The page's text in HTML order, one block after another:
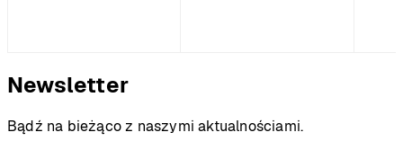
Newsletter
Bądź na bieżąco z naszymi aktualnościami.